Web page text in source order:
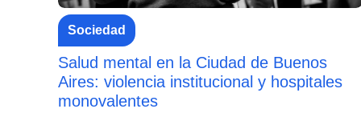
Sociedad
Salud mental en la Ciudad de Buenos
Aires: violencia institucional y hospitales
monovalentes